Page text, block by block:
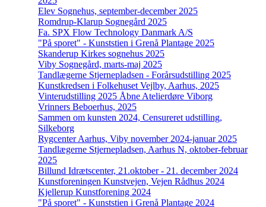
Elev Sognehus, september-december 2025
Romdrup-Klarup Sognegård 2025
Fa. SPX Flow Technology Danmark A/S
"På sporet" - Kunststien i Grenå Plantage 2025
Skanderup Kirkes sognehus 2025
Viby Sognegård, marts-maj 2025
Tandlægerne Stjernepladsen - Forårsudstilling 2025
Kunstkredsen i Folkehuset Vejlby, Aarhus, 2025
Vinterudstilling 2025 Åbne Atelierdøre Viborg
Vrinners Beboerhus, 2025
Sammen om kunsten 2024, Censureret udstilling,
Silkeborg
Rygcenter Aarhus, Viby november 2024-januar 2025
Tandlægerne Stjernepladsen, Aarhus N, oktober-februar
2025
Billund Idrætscenter, 21.oktober - 21. december 2024
Kunstforeningen Kunstvejen, Vejen Rådhus 2024
Kjellerup Kunstforening 2024
"På sporet" - Kunststien i Grenå Plantage 2024